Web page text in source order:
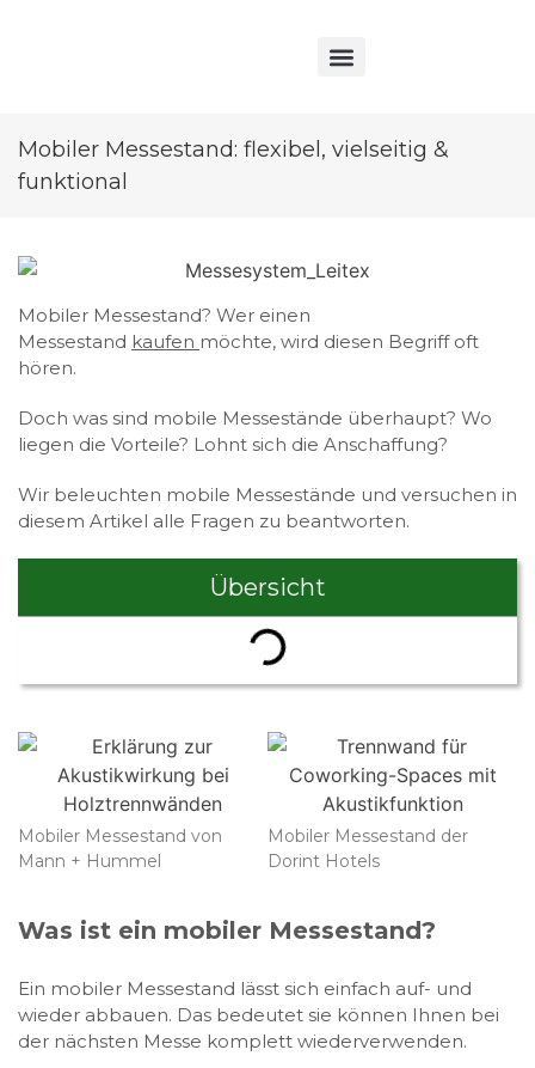
Mobiler Messestand: flexibel, vielseitig &
funktional
Mobiler Messestand? Wer einen
Messestand kaufen möchte, wird diesen Begriff oft
hören.
Doch was sind mobile Messestände überhaupt? Wo
liegen die Vorteile? Lohnt sich die Anschaffung?
Wir beleuchten mobile Messestände und versuchen in
diesem Artikel alle Fragen zu beantworten.
Übersicht
Mobiler Messestand von
Mann + Hummel
Mobiler Messestand der
Dorint Hotels
Was ist ein mobiler Messestand?
Ein mobiler Messestand lässt sich einfach auf- und
wieder abbauen. Das bedeutet sie können Ihnen bei
der nächsten Messe komplett wiederverwenden.